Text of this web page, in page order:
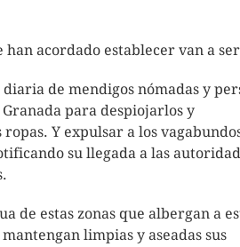
han acordado establecer van a
de mendigos nómadas y
para despiojarlos y
Y expulsar a los
su llegada a las
de estas zonas que albergan a
limpias y aseadas sus